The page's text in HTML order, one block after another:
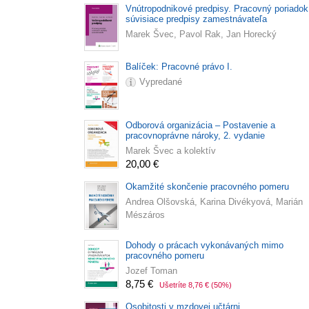
Vnútropodnikové predpisy. Pracovný
súvisiace predpisy zamestnávateľa
Marek Švec, Pavol Rak, Jan Horecký
Balíček: Pracovné právo I.
Vypredané
Odborová organizácia – Postavenie a
pracovnoprávne nároky, 2. vydanie
Marek Švec a kolektív
20,00 €
Okamžité skončenie pracovného pomeru
Andrea Olšovská, Karina Divékyová, Marián
Mészáros
Dohody o prácach vykonávaných mimo
pracovného pomeru
Jozef Toman
8,75 € Ušetríte 8,76 € (50%)
Osobitosti v mzdovej učtárni